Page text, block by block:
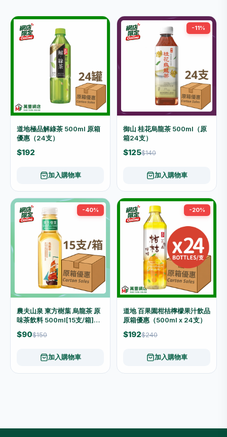
道地極品解綠茶 500ml 原箱
優惠（24支）
$192
加入購物車
-11%
御山 桂花烏龍茶 500ml（原
箱24支）
$125$140
加入購物車
-40%
農夫山泉 東方樹葉 烏龍茶 原
味茶飲料 500ml[15支/箱]
（原箱優惠📦）
$90$150
加入購物車
-20%
道地 百果園柑桔檸檬果汁飲品
原箱優惠（500ml x 24支）
$192$240
加入購物車